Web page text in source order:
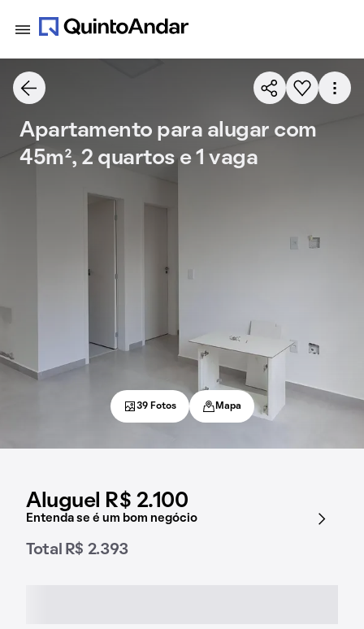
Aluguel R$ 2.100
Entenda se é um bom negócio
Total R$ 2.393
Apartamento para alugar com
45m², 2 quartos e 1 vaga
39 Fotos Mapa